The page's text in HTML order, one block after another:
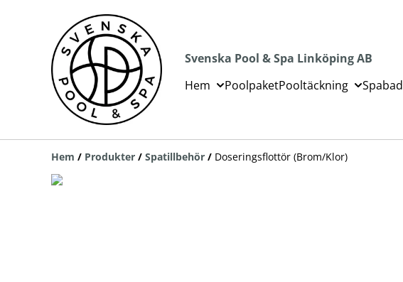
Svenska Pool & Spa Linköping AB
Hem
PoolpaketPooltäckning Spabad
Hem / Produkter / Spatillbehör / Doseringsflottör (Brom/Klor)